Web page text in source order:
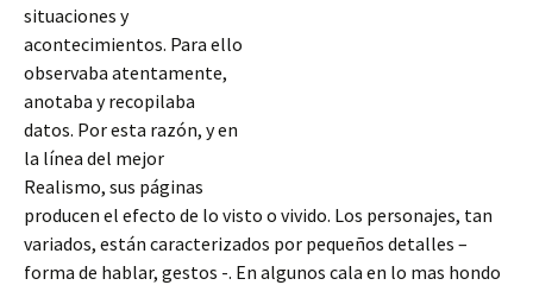
situaciones y
acontecimientos. Para ello
observaba atentamente,
anotaba y recopilaba
datos. Por esta razón, y en
la línea del mejor
Realismo, sus páginas
producen el efecto de lo visto o vivido. Los personajes, tan
variados, están caracterizados por pequeños detalles –
forma de hablar, gestos -. En algunos cala en lo mas hondo